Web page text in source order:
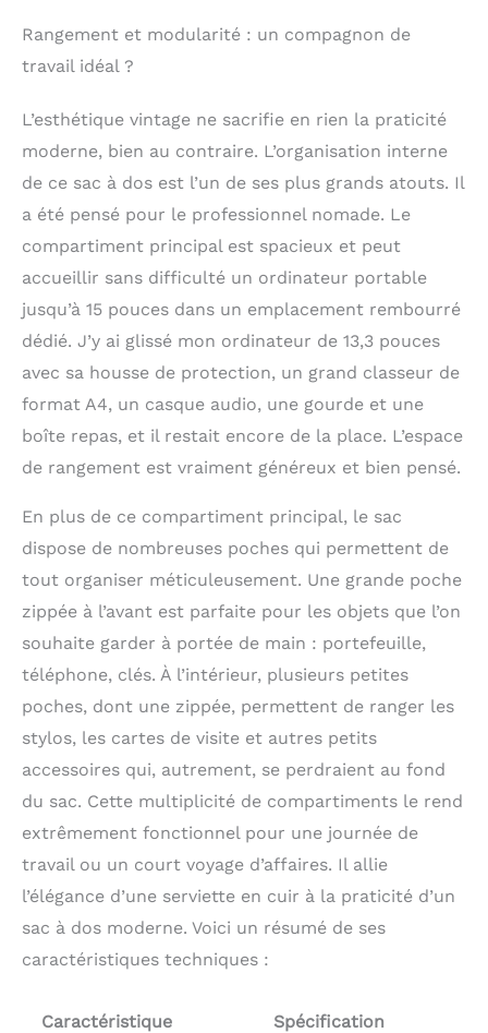
Rangement et modularité : un compagnon de
travail idéal ?
L’esthétique vintage ne sacrifie en rien la praticité
moderne, bien au contraire. L’organisation interne
de ce sac à dos est l’un de ses plus grands atouts. Il
a été pensé pour le professionnel nomade. Le
compartiment principal est spacieux et peut
accueillir sans difficulté un ordinateur portable
jusqu’à 15 pouces dans un emplacement rembourré
dédié. J’y ai glissé mon ordinateur de 13,3 pouces
avec sa housse de protection, un grand classeur de
format A4, un casque audio, une gourde et une
boîte repas, et il restait encore de la place. L’espace
de rangement est vraiment généreux et bien pensé.
En plus de ce compartiment principal, le sac
dispose de nombreuses poches qui permettent de
tout organiser méticuleusement. Une grande poche
zippée à l’avant est parfaite pour les objets que l’on
souhaite garder à portée de main : portefeuille,
téléphone, clés. À l’intérieur, plusieurs petites
poches, dont une zippée, permettent de ranger les
stylos, les cartes de visite et autres petits
accessoires qui, autrement, se perdraient au fond
du sac. Cette multiplicité de compartiments le rend
extrêmement fonctionnel pour une journée de
travail ou un court voyage d’affaires. Il allie
l’élégance d’une serviette en cuir à la praticité d’un
sac à dos moderne. Voici un résumé de ses
caractéristiques techniques :
Caractéristique Spécification